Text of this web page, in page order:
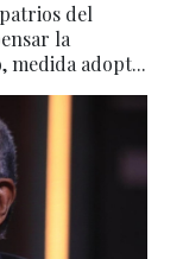
del
la
medida adopt...